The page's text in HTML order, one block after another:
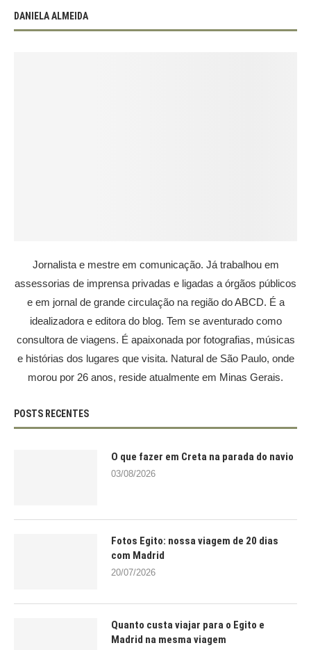
DANIELA ALMEIDA
Jornalista e mestre em comunicação. Já trabalhou em
assessorias de imprensa privadas e ligadas a órgãos públicos
e em jornal de grande circulação na região do ABCD. É a
idealizadora e editora do blog. Tem se aventurado como
consultora de viagens. É apaixonada por fotografias, músicas
e histórias dos lugares que visita. Natural de São Paulo, onde
morou por 26 anos, reside atualmente em Minas Gerais.
POSTS RECENTES
O que fazer em Creta na parada do navio
03/08/2026
Fotos Egito: nossa viagem de 20 dias
com Madrid
20/07/2026
Quanto custa viajar para o Egito e
Madrid na mesma viagem